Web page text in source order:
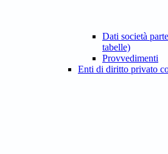
Dati società
tabelle)
Provvedimenti
Enti di diritto privato